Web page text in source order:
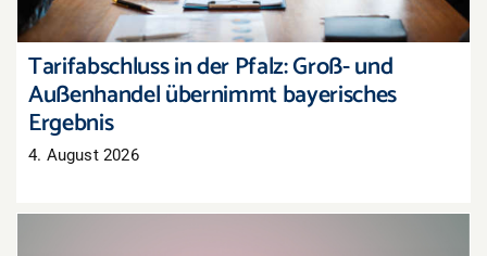
Tarifabschluss in der Pfalz: Groß- und
Außenhandel übernimmt bayerisches
Ergebnis
4. August 2026